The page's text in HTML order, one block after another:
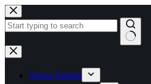
Przejdź
do
treści
Brak
wyników
Nasza Szkoła